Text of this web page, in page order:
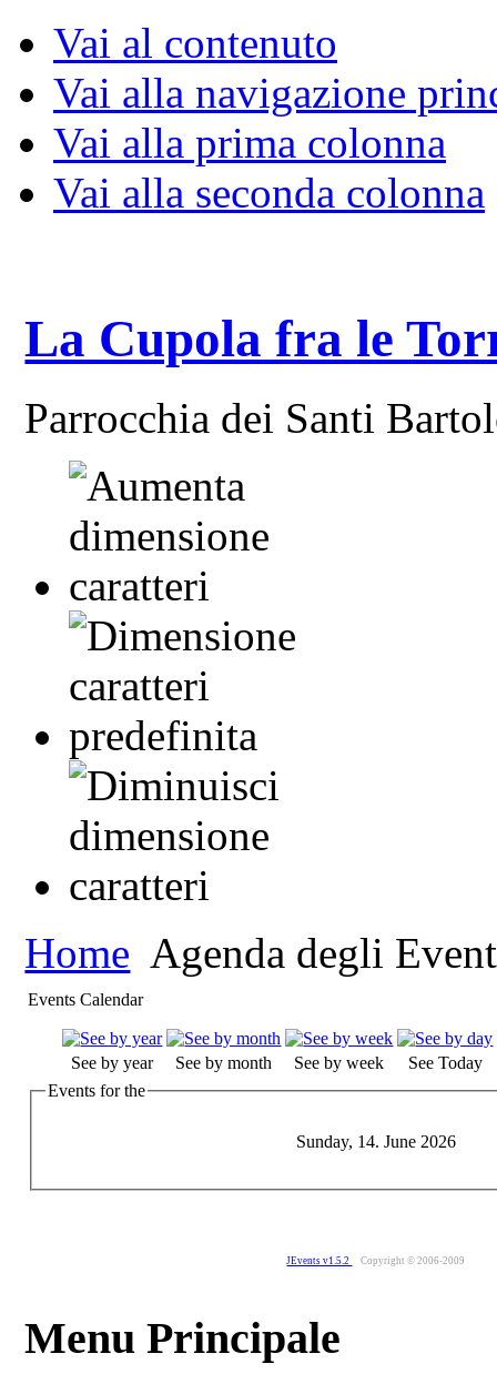
Vai al contenuto
Vai alla navigazione
Vai alla prima colonna
Vai alla seconda colonna
La Cupola fra le
Parrocchia dei Santi
Home Agenda degli
Events Calendar
See by year See by month See by week
See Today
Events for the
Sunday, 14. June 2026
JEvents v1.5.2 Copyright © 2006-2009
Menu Principale